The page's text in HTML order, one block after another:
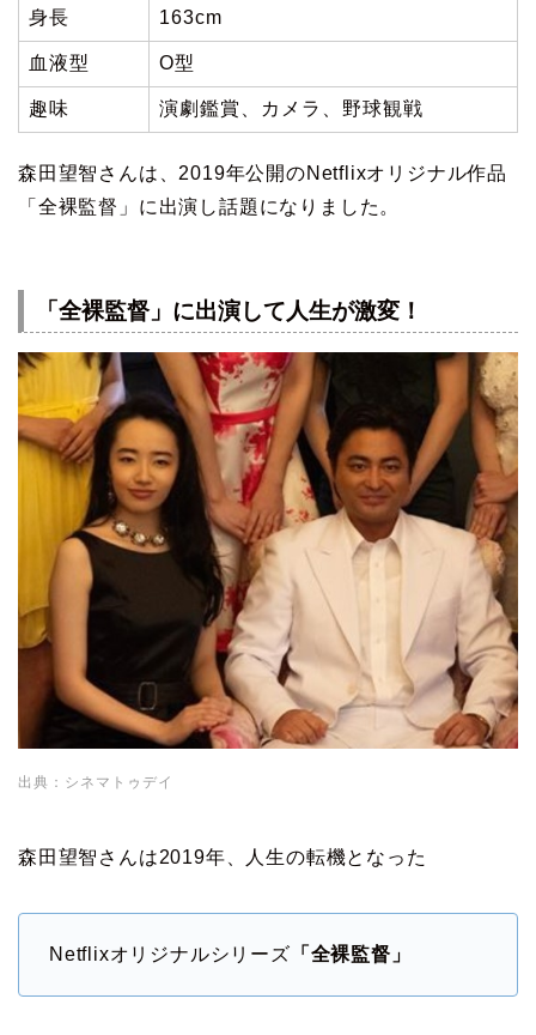
身長 163cm
血液型 O型
趣味 演劇鑑賞、カメラ、野球観戦
森田望智さんは、2019年公開のNetflixオリジナル作品
「全裸監督」に出演し話題になりました。
「全裸監督」に出演して人生が激変！
出典：シネマトゥデイ
森田望智さんは2019年、人生の転機となった
Netflixオリジナルシリーズ 「全裸監督」